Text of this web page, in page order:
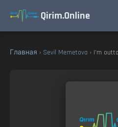
Qirim.Online
Главная › Sevil Memetova › I'm